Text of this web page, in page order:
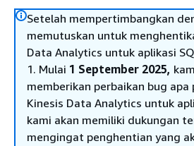
Setelah mempertimbangkan
memutuskan untuk
Data Analytics untuk aplikasi
1. Mulai 1 September 2025,
memberikan perbaikan bug apa
Kinesis Data Analytics untuk
kami akan memiliki dukungan
mengingat penghentian yang